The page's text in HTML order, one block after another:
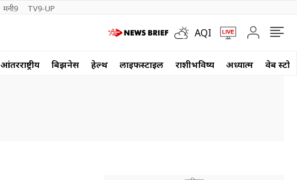
मनी9 TV9-UP
AQI
आंतरराष्ट्रीय बिझनेस हेल्थ लाईफस्टाईल राशीभविष्य अध्यात्म वेब